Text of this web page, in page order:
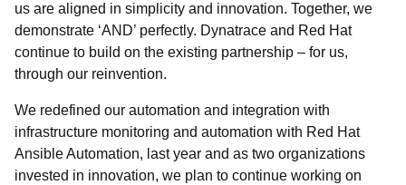
us are aligned in simplicity and innovation. Together, we
demonstrate ‘AND’ perfectly. Dynatrace and Red Hat
continue to build on the existing partnership – for us,
through our reinvention.
We redefined our automation and integration with
infrastructure monitoring and automation with Red Hat
Ansible Automation, last year and as two organizations
invested in innovation, we plan to continue working on